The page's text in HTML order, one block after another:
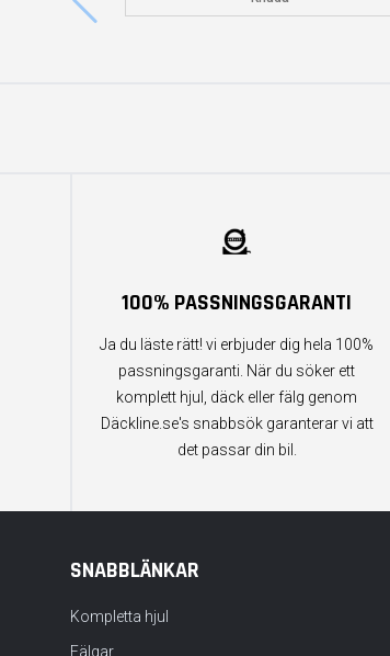
100% PASSNINGSGARANTI
Ja du läste rätt! vi erbjuder dig hela 100%
passningsgaranti. När du söker ett
komplett hjul, däck eller fälg genom
Däckline.se's snabbsök garanterar vi att
det passar din bil.
SNABBLÄNKAR
Kompletta hjul
Fälgar